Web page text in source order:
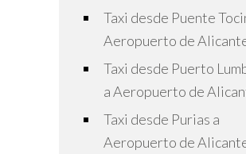
Taxi desde Puente
Aeropuerto de
Taxi desde Puerto
a Aeropuerto de
Taxi desde Purias a
Aeropuerto de